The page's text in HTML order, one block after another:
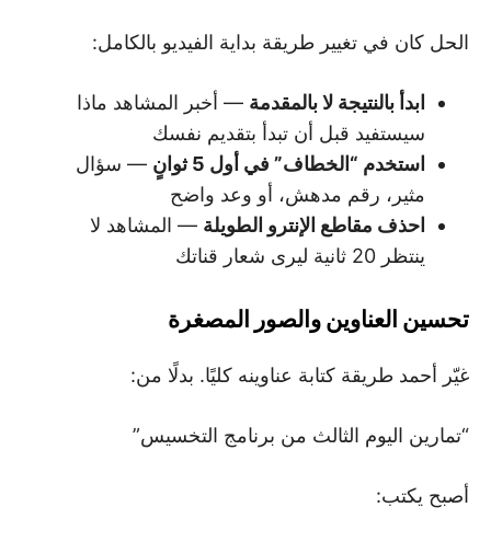
الحل كان في تغيير طريقة بداية الفيديو بالكامل:
ابدأ بالنتيجة لا بالمقدمة — أخبر المشاهد ماذا
سيستفيد قبل أن تبدأ بتقديم نفسك
استخدم “الخطاف” في أول 5 ثوانٍ
— سؤال
مثير، رقم مدهش، أو وعد واضح
احذف مقاطع الإنترو الطويلة — المشاهد لا
ينتظر 20 ثانية ليرى شعار قناتك
تحسين العناوين والصور المصغرة
غيّر أحمد طريقة كتابة عناوينه كليًا. بدلًا من:
“تمارين اليوم الثالث من برنامج التخسيس”
أصبح يكتب: